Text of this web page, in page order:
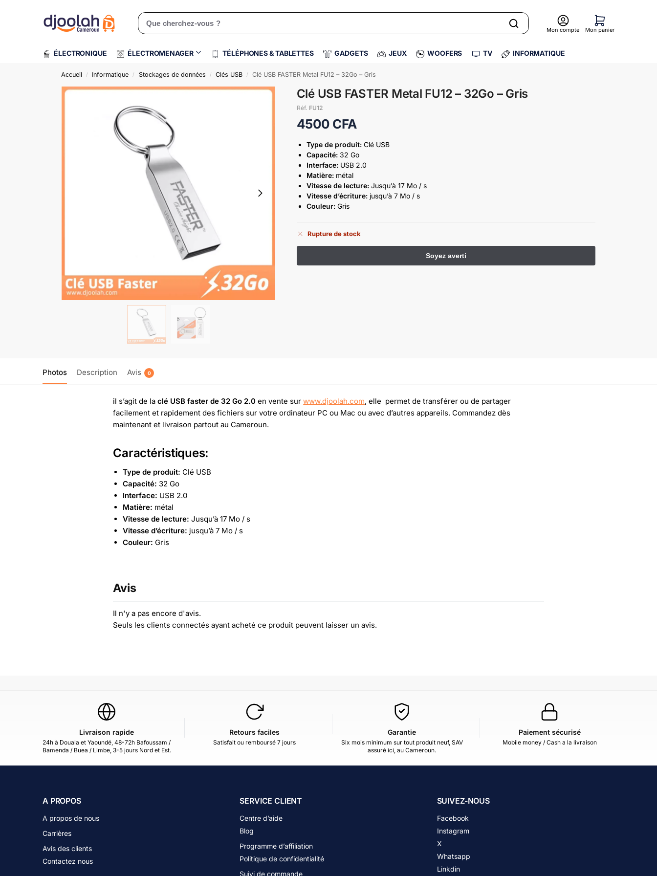
Rechercher un produit Mon compte Mon panier
ÉLECTRONIQUE ÉLECTROMENAGER TÉLÉPHONES & TABLETTES GADGETS JEUX WOOFERS TV INFORMATIQUE
Accueil / Informatique / Stockages de données / Clés USB / Clé USB FASTER Metal FU12 – 32Go – Gris
Clé USB FASTER Metal FU12 – 32Go – Gris
Réf. FU12
4500 CFA
Type de produit: Clé USB
Capacité: 32 Go
Interface: USB 2.0
Matière: métal
Vitesse de lecture: Jusqu’à 17 Mo / s
Vitesse d’écriture:jusqu’à 7 Mo / s
Couleur: Gris
Rupture de stock
Photos Description Avis 0
il s’agit de la clé USB faster de 32 Go 2.0en vente surwww.djoolah.com, elle permet de transférer ou de partager
facilement et rapidement des fichiers sur votre ordinateur PC ou Mac ou avec d’autres appareils. Commandez dès
maintenant et livraison partout au Cameroun.
Caractéristiques:
Type de produit: Clé USB
Capacité: 32 Go
Interface: USB 2.0
Matière: métal
Vitesse de lecture:Jusqu’à 17 Mo / s
Vitesse d’écriture: jusqu’à 7 Mo / s
Couleur: Gris
Avis
Il n'y a pas encore d'avis.
Seuls les clients connectés ayant acheté ce produit peuvent laisser un avis.
Livraison rapide
24h à Douala et Yaoundé, 48-72h Bafoussam /
Bamenda / Buea / Limbe, 3-5 jours Nord et Est.
Retours faciles
Satisfait ou remboursé 7 jours
Garantie
Six mois minimum sur tout produit neuf, SAV
assuré ici, au Cameroun.
Paiement sécurisé
Mobile money / Cash a la livraison
A PROPOS
A propos de nous
Carrières
Avis des clients
Contactez nous
SERVICE CLIENT
Centre d’aide
Blog
Programme d’affiliation
Politique de confidentialité
Suivi de commande
SUIVEZ-NOUS
Facebook
Instagram
X
Whatsapp
Linkdin